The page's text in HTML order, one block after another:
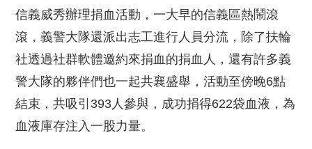
信義威秀辦理捐血活動，一大早的信義區熱鬧滾
滾，義警大隊還派出志工進行人員分流，除了扶輪
社透過社群軟體邀約來捐血的捐血人，還有許多義
警大隊的夥伴們也一起共襄盛舉，活動至傍晚6點
結束，共吸引393人參與，成功捐得622袋血液，為
血液庫存注入一股力量。